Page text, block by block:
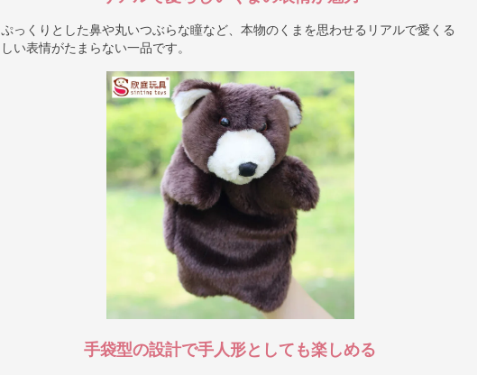
ぷっくりとした鼻や丸いつぶらな瞳など、本物のくまを思わせるリアルで愛くる
しい表情がたまらない一品です。
手袋型の設計で手人形としても楽しめる